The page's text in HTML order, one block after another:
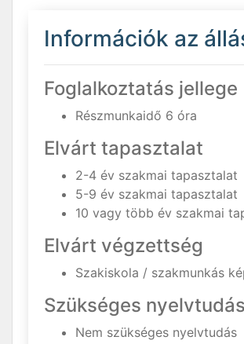
Információk az
Foglalkoztatás jellege
Részmunkaidő 6 óra
Elvárt tapasztalat
2-4 év szakmai tapasztalat
5-9 év szakmai tapasztalat
10 vagy több év szakmai
Elvárt végzettség
Szakiskola / szakmunkás
Szükséges nyelvtudás
Nem szükséges nyelvtudás